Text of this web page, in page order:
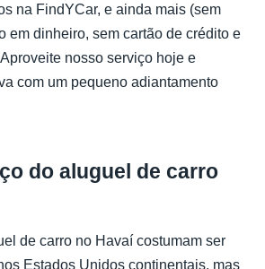
na FindYCar, e ainda mais (sem
em dinheiro, sem cartão de crédito e
nosso serviço hoje e
com um pequeno adiantamento
do aluguel de carro
de carro no Havaí costumam ser
Estados Unidos continentais, mas